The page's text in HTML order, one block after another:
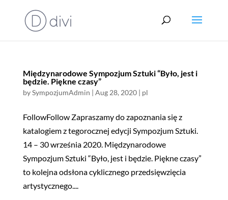
Międzynarodowe Sympozjum Sztuki “Było, jest i
będzie. Piękne czasy”
bySympozjumAdmin | Aug 28, 2020| pl
FollowFollow Zapraszamy do zapoznania się z
katalogiem z tegorocznej edycji Sympozjum Sztuki.
14 – 30 września 2020. Międzynarodowe
Sympozjum Sztuki “Było, jest i będzie. Piękne czasy”
to kolejna odsłona cyklicznego przedsięwzięcia
artystycznego....